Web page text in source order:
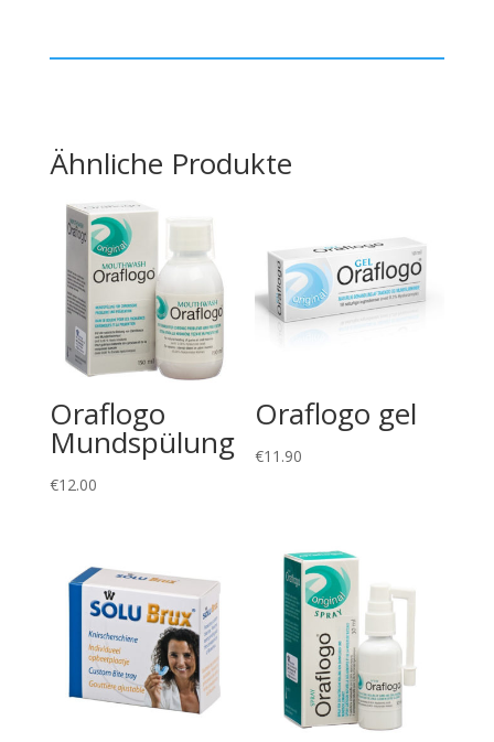
Ähnliche Produkte
Oraflogo
Mundspülung
€12.00
Oraflogo gel
€11.90